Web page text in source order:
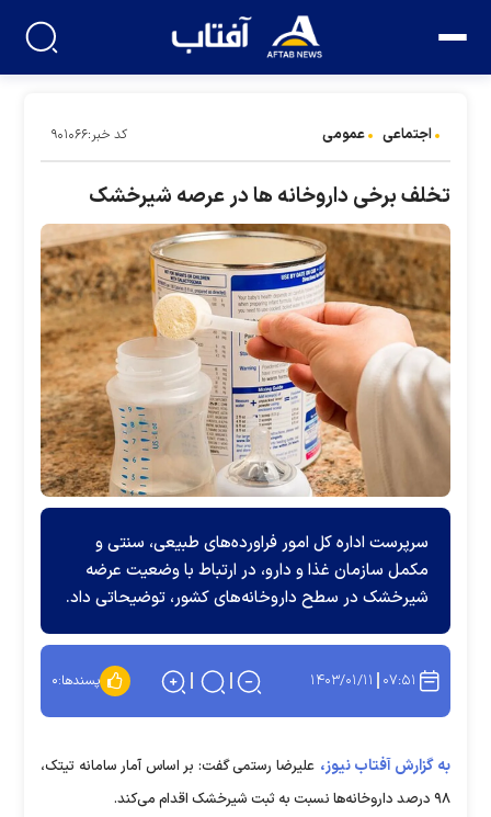
اجتماعی عمومی کد خبر:۹۰۱۰۶۶
تخلف برخی داروخانه ها در عرصه شیرخشک
سرپرست اداره کل امور فراورده‌های طبیعی، سنتی و
مکمل سازمان غذا و دارو، در ارتباط با وضعیت عرضه
شیرخشک در سطح داروخانه‌های کشور، توضیحاتی داد.
۰۷:۵۱ ۱۴۰۳/۰۱/۱۱ پسندها:۰
به گزارش آفتاب نیوز، علیرضا رستمی گفت: بر اساس آمار سامانه تیتک،
۹۸ درصد داروخانه‌ها نسبت به ثبت شیرخشک اقدام می‌کند.